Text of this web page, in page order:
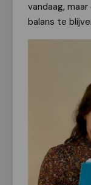
vandaag,
balans te